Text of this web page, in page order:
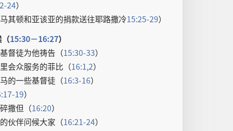
24）
马其顿和亚该亚的捐款送往耶路撒冷15:25-29）
（15:30－16:27）
基督徒为他祷告 （15:30-33）
会众服务的菲比 （16:1,2）
的一些基督徒 （16:3-16）
19）
碎撒但 （16:20）
的伙伴问候大家 （16:21-24）